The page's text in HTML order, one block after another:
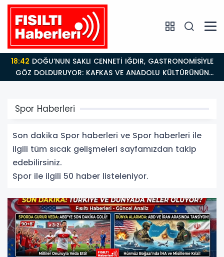
18:26Fısıltı Haberleri Iğdır Tanıtımları Devam Ediyor:
Türkiye’nin Doğu Kapısı Iğdır’ın Saklı Cennetleri
Keşfedilmeyi Bekliyor
Spor Haberleri
Son dakika Spor haberleri ve Spor haberleri ile
ilgili tüm sıcak gelişmeleri sayfamızdan takip
edebilirsiniz.
Spor ile ilgili 50 haber listeleniyor.